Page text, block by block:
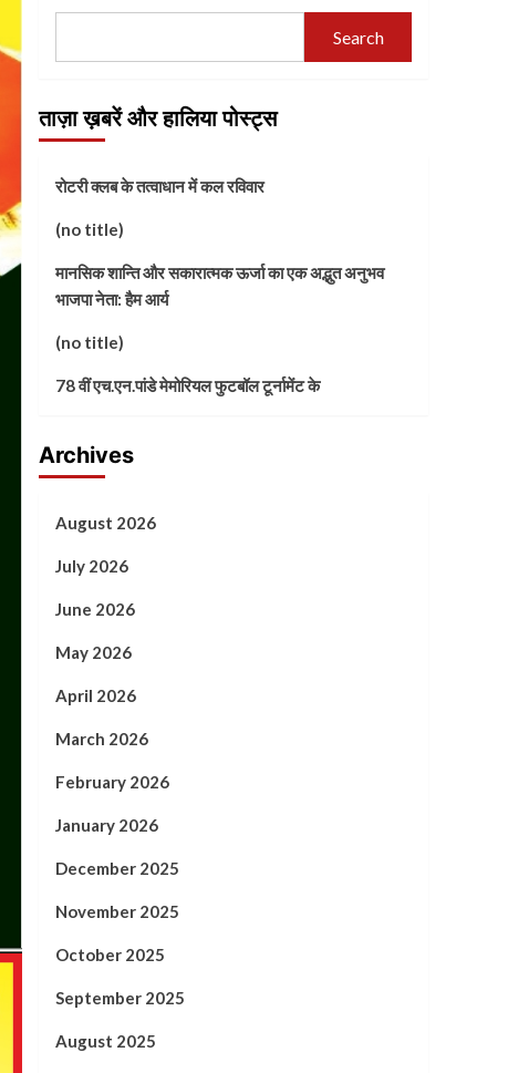
Search
ताज़ा ख़बरें और हालिया पोस्ट्स
रोटरी क्लब के तत्वाधान में कल रविवार
(no title)
मानसिक शान्ति और सकारात्मक ऊर्जा का एक अद्भुत अनुभव
भाजपा नेता: हैम आर्य
(no title)
78 वीं एच.एन.पांडे मेमोरियल फुटबॉल टूर्नामेंट के
Archives
August 2026
July 2026
June 2026
May 2026
April 2026
March 2026
February 2026
January 2026
December 2025
November 2025
October 2025
September 2025
August 2025